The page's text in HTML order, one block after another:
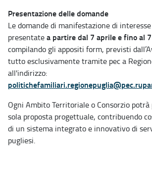
Presentazione delle domande
Le domande di manifestazione di
presentatea partire dal 7 aprile e fino al
compilando gli appositi form, previsti
tutto esclusivamente tramite pec a
all'indirizzo:
Ogni Ambito Territoriale o Consorzio
sola proposta progettuale, contribuendo
di un sistema integrato e innovativo di
pugliesi.